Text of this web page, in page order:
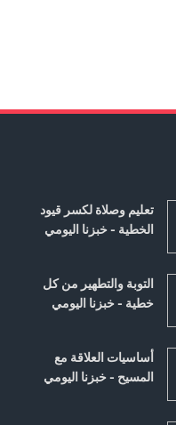
تعليم وصلاة لكسر قيود
الخطية - خبزنا اليومي
التوبة والتطهير من كل
خطية - خبزنا اليومي
أساسيات العلاقة مع
المسيح - خبزنا اليومي